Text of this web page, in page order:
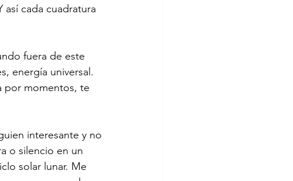
cada cuadratura
fuera de este
energía universal.
por momentos, te
interesante y no
o silencio en un
solar lunar. Me